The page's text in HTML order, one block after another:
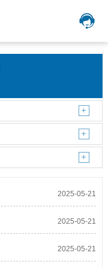
2025-05-21
2025-05-21
2025-05-21